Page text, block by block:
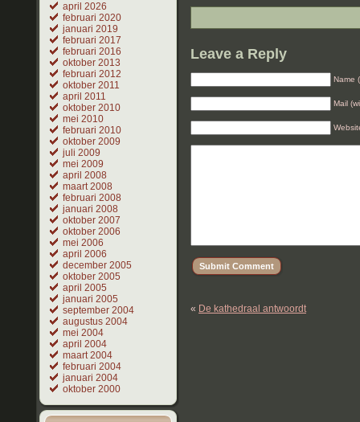
april 2026
februari 2020
januari 2019
februari 2017
februari 2016
oktober 2013
februari 2012
oktober 2011
april 2011
oktober 2010
mei 2010
februari 2010
oktober 2009
juli 2009
mei 2009
april 2008
maart 2008
februari 2008
januari 2008
oktober 2007
oktober 2006
mei 2006
april 2006
december 2005
oktober 2005
april 2005
januari 2005
september 2004
augustus 2004
mei 2004
april 2004
maart 2004
februari 2004
januari 2004
oktober 2000
Leave a Reply
Name
Mail
« De kathedraal antwoordt